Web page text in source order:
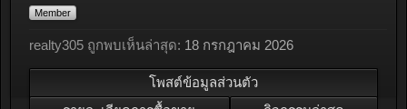
Member
realty305 ถูกพบเห็นล่าสุด: 18 กรกฎาคม 2026
โพสต์ข้อมูลส่วนตัว